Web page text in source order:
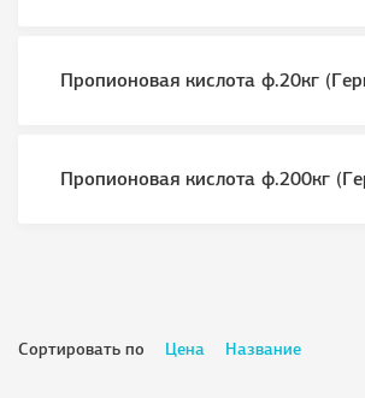
Пропионовая кислота ф.20кг
Пропионовая кислота ф.200кг
Сортировать по Цена Название